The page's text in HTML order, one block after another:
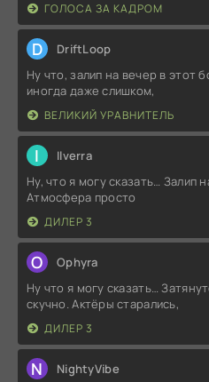
ГОЛОСА ЗА КАДРОМ
D DriftLoop
Ну что, залип на вечер в этот
иногда даже слишком,
ВЕЛИКИЙ УРАВНИТЕЛЬ
I Ilverra
Ну, что я могу сказать… Залип
Атмосфера просто
ДИЛЕР 3
O Ophyra
Ну что я могу сказать…
скучно. Актёры старались,
ДИЛЕР 3
N NightyVibe